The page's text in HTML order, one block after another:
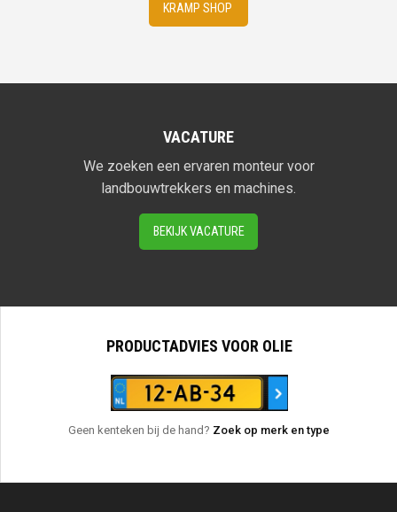
KRAMP SHOP
VACATURE
We zoeken een ervaren monteur voor
landbouwtrekkers en machines.
BEKIJK VACATURE
PRODUCTADVIES VOOR OLIE
Geen kenteken bij de hand? Zoek op merk en type